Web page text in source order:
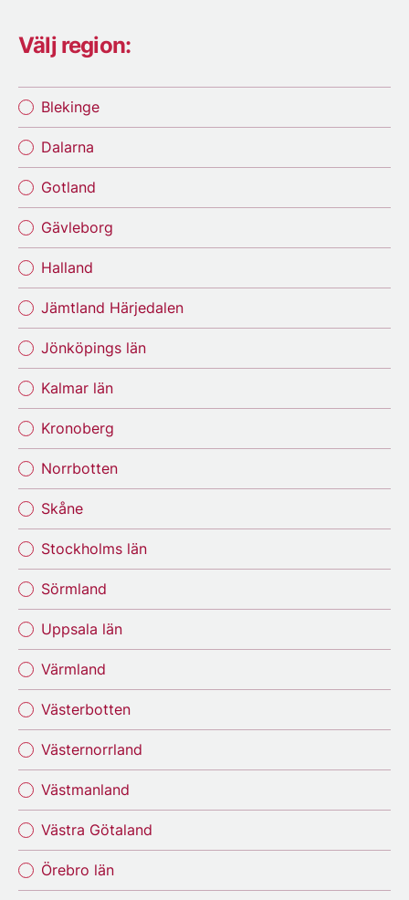
Välj region:
Blekinge
Dalarna
Gotland
Gävleborg
Halland
Jämtland Härjedalen
Jönköpings län
Kalmar län
Kronoberg
Norrbotten
Skåne
Stockholms län
Sörmland
Uppsala län
Värmland
Västerbotten
Västernorrland
Västmanland
Västra Götaland
Örebro län